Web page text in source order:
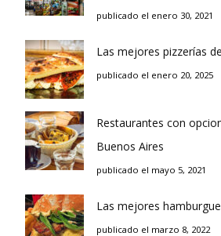
publicado el enero 30, 2021
Las mejores pizzerías
publicado el enero 20, 2025
Restaurantes con
Buenos Aires
publicado el mayo 5, 2021
Las mejores
publicado el marzo 8, 2022